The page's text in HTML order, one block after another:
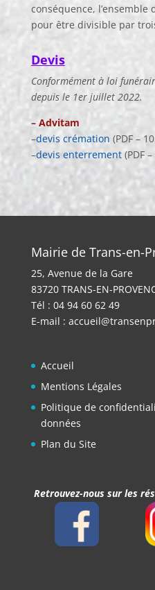
conséquence,
pour être divisible par
Devis
Conformément à loi
depuis le 1er juillet 2022.
– Advitam
–devis crémation (PDF –
–devis enterrement(PDF
Mairie de Trans-en-
25, Avenue de la Gare
83720 TRANS-EN-
Tél : 04 94 60 62 49
E-mail :
Accueil
Mentions Légales
Politique de
données
Plan du Site
Retrouvez-nous sur les